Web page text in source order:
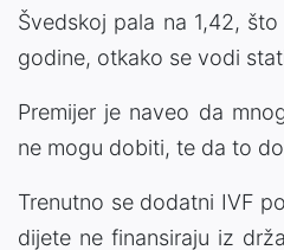
Švedskoj pala na 1,42,
godine, otkako se vodi
Premijer je naveo da
ne mogu dobiti, te da to
Trenutno se dodatni IVF
dijete ne finansiraju iz